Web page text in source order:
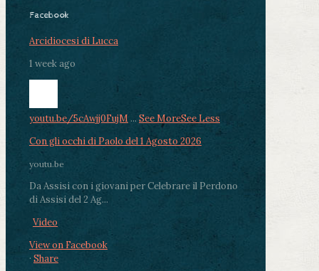
Facebook
Arcidiocesi di Lucca
1 week ago
youtu.be/5cAwjj0FujM ... See MoreSee Less
Con gli occhi di Paolo del 1 Agosto 2026
youtu.be
Da Assisi con i giovani per Celebrare il Perdono
di Assisi del 2 Ag...
Video
View on Facebook
· Share